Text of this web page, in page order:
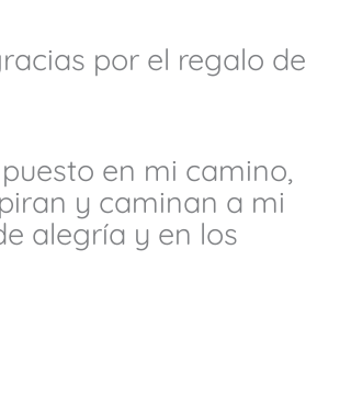
por el regalo de
en mi camino,
y caminan a mi
alegría y en los